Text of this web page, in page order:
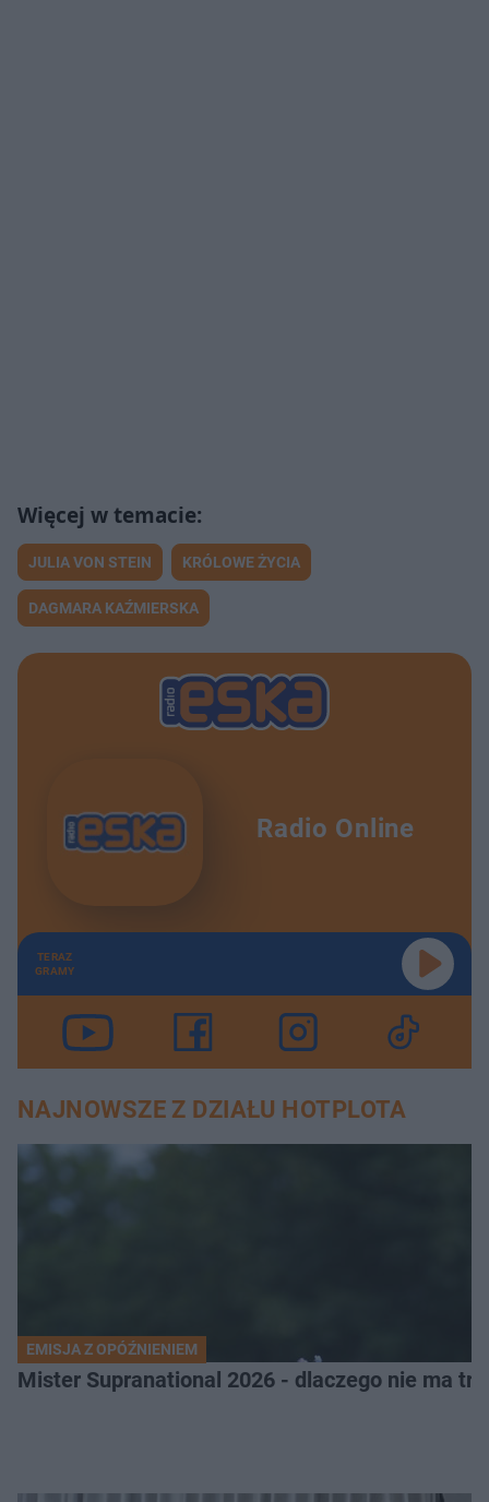
JULIA VON STEIN KRÓLOWE ŻYCIA
DAGMARA KAŹMIERSKA
Radio Online
TERAZ
GRAMY
NAJNOWSZE Z DZIAŁU HOTPLOTA
EMISJA Z OPÓŹNIENIEM
Mister Supranational 2026 - dlaczego nie ma